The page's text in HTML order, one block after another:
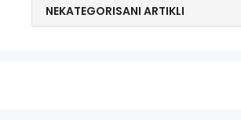
NEKATEGORISANI ARTIKLI